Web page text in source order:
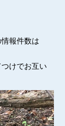
報件数は
けでお互い